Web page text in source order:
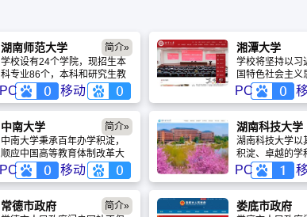
湖南师范大学
学校设有24个学院，现招生本
科专业86个，本科和研究生教
育覆盖哲学、经济学、法学、
教育学、文学、历史学、理
学、工学、医学、管理学、艺
术学等11大学科门类。学校拥
有伦理学、英语语言文学、中
国近现代史、发育生物学、理
论物理、基础数学等6个国家重
点学科，“语言与文化”学科群主
建学科外国语言文学入选国家
“世界一流”建设学科，教育学、
数学、哲学、中国语言文学、
PC 移动
简介» 湘潭大学
学校将坚持以习
国特色社会主义
深入贯彻落实总
学重要批示精
托、艰苦创业、
大精神，扎根伟
特色社会主义大
“双一流”建设，
伟大复兴的中国
献！
PC
中南大学
中南大学秉承百年办学积淀，
顺应中国高等教育体制改革大
势，弘扬以“知行合一、经世致
用”为核心的大学精神，力行“向
善、求真、唯美、有容”的校
风，坚持自身办学特色，服务
PC 移动
简介» 湖南科技大学
湖南科技大学以
积淀、卓越的学
的科研贡献，确
高校中的重要地
海到大国工匠的
技大学始终将国
PC
常德市政府 简介» 娄底市政府